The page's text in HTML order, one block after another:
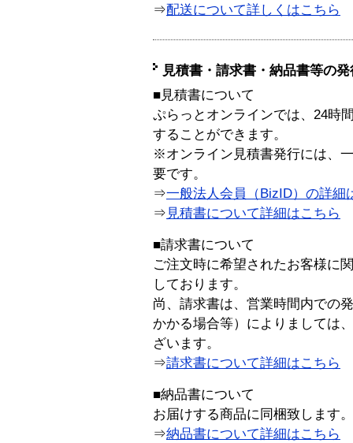
⇒配送について詳しくはこちら
見積書・請求書・納品書等の
■見積書について
ぷらっとオンラインでは、24時
することができます。
※オンライン見積書発行には、
要です。
⇒一般法人会員（BizID）の詳細
⇒ 見積書について詳細はこちら
■請求書について
ご注文時に希望されたお客様に
しております。
尚、請求書は、営業時間内での
かかる場合等）によりましては
ざいます。
⇒請求書について詳細はこちら
■納品書について
お届けする商品に同梱致します。
⇒納品書について詳細はこちら